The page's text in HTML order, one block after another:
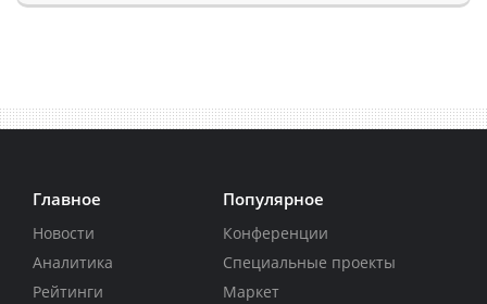
Главное
Новости
Аналитика
Рейтинги
Популярное
Конференции
Специальные проекты
Маркет